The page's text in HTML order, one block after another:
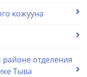
кожууна
отделения
Тыва